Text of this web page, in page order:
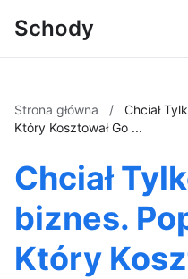
Schody
Strona główna /
Chciał
Który Kosztował Go ...
Chciał
biznes.
Który